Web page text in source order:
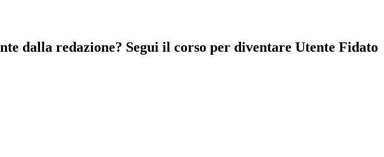
dalla redazione? Segui il corso per diventare Utente Fidato